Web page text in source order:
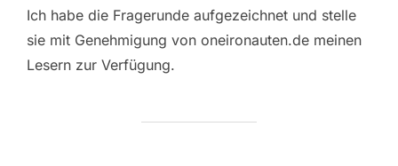
Ich habe die Fragerunde aufgezeichnet und stelle
sie mit Genehmigung von oneironauten.de meinen
Lesern zur Verfügung.